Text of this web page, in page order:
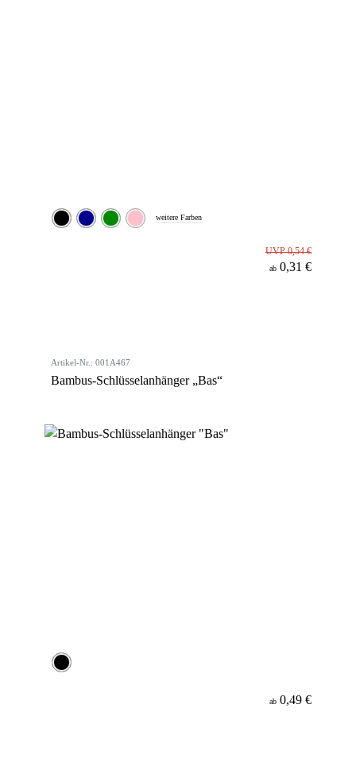
weitere Farben
UVP 0,54 €
ab 0,31 €
Artikel-Nr.: 001A467
Bambus-Schlüsselanhänger „Bas“
ab 0,49 €